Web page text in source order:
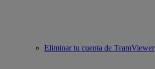
Eliminar tu cuenta de TeamViewer